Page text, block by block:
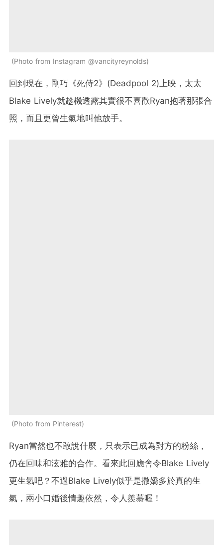
Photo from Instagram @vancityreynolds
回到現在，剛巧《死侍2》(Deadpool 2)上映，太太
Blake Lively就趁機透露其實很不喜歡Ryan抱著那張合
照，而且更曾生氣地叫他放手。
Photo from Pinterest
Ryan當然也不敢說什麼，只表示已成為對方的粉絲，
仍在回味和泫雅的合作。看來此回應會令Blake Lively
更生氣吧？不過Blake Lively似乎是撒嬌多於真的生
氣，兩小口婚後情趣依然，令人羨慕喔！